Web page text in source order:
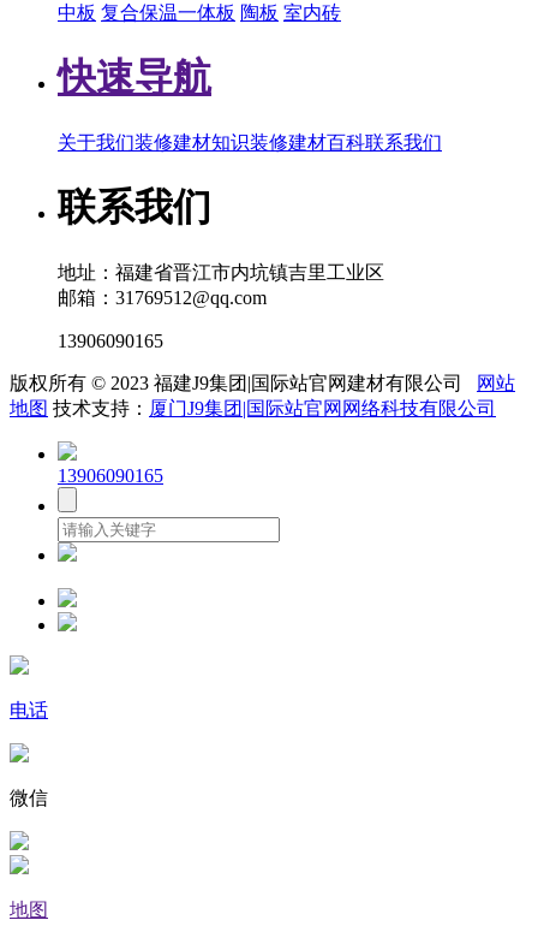
中板 复合保温一体板 陶板 室内砖
快速导航
关于我们装修建材知识装修建材百科联系我们
联系我们
地址：福建省晋江市内坑镇吉里工业区
邮箱：31769512@qq.com
13906090165
版权所有 © 2023 福建J9集团|国际站官网建材有限公司
网站
地图 技术支持： 厦门J9集团|国际站官网网络科技有限公司
13906090165
电话
微信
地图